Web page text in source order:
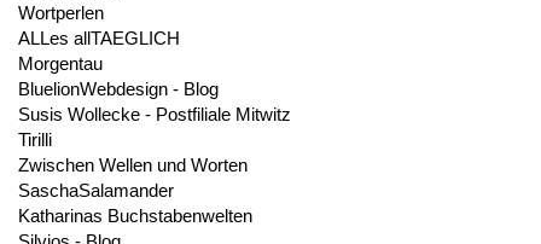
Wortperlen
ALLes allTAEGLICH
Morgentau
BluelionWebdesign - Blog
Susis Wollecke - Postfiliale Mitwitz
Tirilli
Zwischen Wellen und Worten
SaschaSalamander
Katharinas Buchstabenwelten